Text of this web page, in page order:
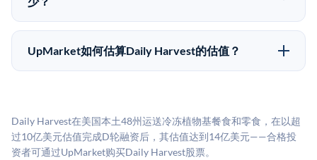
做好多年持有的准备。
UpMarket上大多数Pre-IPO产品的最低投资金额为
50,000美元。具体金额可能因产品和股份供应情况而有
UpMarket如何估算Daily Harvest的估值？
司可比倍数应用私有公司折扣，以反映流动性不足和信
息不对称。此估值不构成投资建议，可能与实际交易价
Daily Harvest在美国本土48州运送冷冻植物基餐食和零食，在以超
过10亿美元估值完成D轮融资后，其估值达到14亿美元——合格投
资者可通过UpMarket购买Daily Harvest股票。